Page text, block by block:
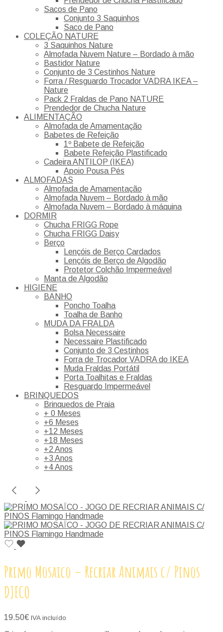
Sacos de Pano
Conjunto 3 Saquinhos
Saco de Pano
COLEÇÃO NATURE
3 Saquinhos Nature
Almofada Nuvem Nature – Bordado à mão
Bastidor Nature
Conjunto de 3 Cestinhos Nature
Forra / Resguardo Trocador VADRA IKEA –
Nature
Pack 2 Fraldas de Pano NATURE
Prendedor de Chucha Nature
ALIMENTAÇÃO
Almofada de Amamentação
Babetes de Refeição
1º Babete de Refeição
Babete Refeição Plastificado
Cadeira ANTILOP (IKEA)
Apoio Pousa Pés
ALMOFADAS
Almofada de Amamentação
Almofada Nuvem – Bordado à mão
Almofada Nuvem – Bordado à máquina
DORMIR
Chucha FRIGG Rope
Chucha FRIGG Daisy
Berço
Lençóis de Berço Cardados
Lençóis de Berço de Algodão
Protetor Colchão Impermeável
Manta de Algodão
HIGIENE
BANHO
Poncho Toalha
Toalha de Banho
MUDA DA FRALDA
Bolsa Necessaire
Necessaire Plastificado
Conjunto de 3 Cestinhos
Forra de Trocador VADRA do IKEA
Muda Fraldas Portátil
Porta Toalhitas e Fraldas
Resguardo Impermeável
BRINQUEDOS
Brinquedos de Praia
+ 0 Meses
+6 Meses
+12 Meses
+18 Meses
+2 Anos
+3 Anos
+4 Anos
Primo Mosaico – Recriar Animais c/ Pinos
DJECO
19.50€ IVA incluído